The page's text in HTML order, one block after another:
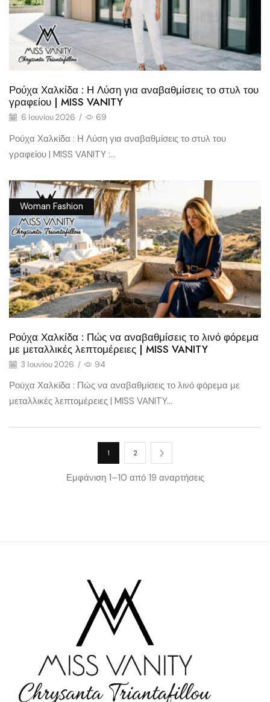
Ρούχα Χαλκίδα : Η Λύση για αναβαθμίσεις το στυλ του
γραφείου | MISS VANITY
6 Ιουνίου 2026 / 69
Ρούχα Χαλκίδα : Η Λύση για αναβαθμίσεις το στυλ του
γραφείου | MISS VANITY :...
Woman Fashion
Ρούχα Χαλκίδα : Πώς να αναβαθμίσεις το λινό φόρεμα
με μεταλλικές λεπτομέρειες | MISS VANITY
3 Ιουνίου 2026 / 94
Ρούχα Χαλκίδα : Πώς να αναβαθμίσεις το λινό φόρεμα με
μεταλλικές λεπτομέρειες | MISS VANITY...
Εμφάνιση 1–10 από 19 αναρτήσεις
1 2